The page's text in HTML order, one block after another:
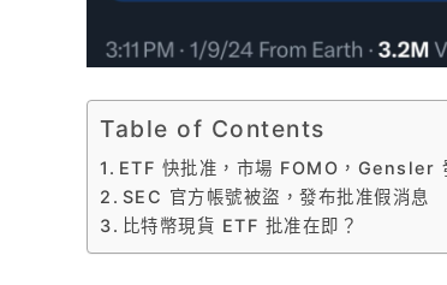
Table of Contents
ETF 快批准，市場 FOMO，Gensler
SEC 官方帳號被盜，發布批准假消息
比特幣現貨 ETF 批准在即？